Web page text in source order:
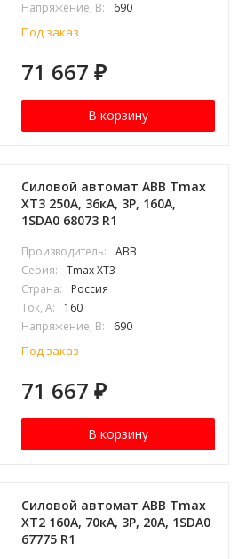
Напряжение, В:
690
Под заказ
71 667₽
В корзину
Силовой автомат ABB Tmax
XT3 250А, 36кА, 3P, 160А,
1SDA0 68073 R1
Производитель:
ABB
Серия:
Tmax XT3
Страна:
Россия
Ток, А:
160
Напряжение, В:
690
Под заказ
71 667₽
В корзину
Силовой автомат ABB Tmax
XT2 160А, 70кА, 3P, 20А, 1SDA0
67775 R1